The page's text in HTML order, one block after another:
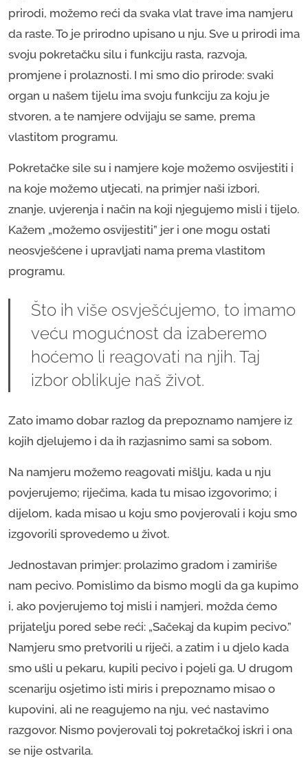
prirodi, možemo reći da svaka vlat trave ima namjeru
da raste. To je prirodno upisano u nju. Sve u prirodi ima
svoju pokretačku silu i funkciju rasta, razvoja,
promjene i prolaznosti. I mi smo dio prirode: svaki
organ u našem tijelu ima svoju funkciju za koju je
stvoren, a te namjere odvijaju se same, prema
vlastitom programu.
Pokretačke sile su i namjere koje možemo osvijestiti i
na koje možemo utjecati, na primjer naši izbori,
znanje, uvjerenja i način na koji njegujemo misli i tijelo.
Kažem „možemo osvijestiti” jer i one mogu ostati
neosvješćene i upravljati nama prema vlastitom
programu.
Što ih više osvješćujemo, to imamo
veću mogućnost da izaberemo
hoćemo li reagovati na njih. Taj
izbor oblikuje naš život.
Zato imamo dobar razlog da prepoznamo namjere iz
kojih djelujemo i da ih razjasnimo sami sa sobom.
Na namjeru možemo reagovati mišlju, kada u nju
povjerujemo; riječima, kada tu misao izgovorimo; i
dijelom, kada misao u koju smo povjerovali i koju smo
izgovorili sprovedemo u život.
Jednostavan primjer: prolazimo gradom i zamiriše
nam pecivo. Pomislimo da bismo mogli da ga kupimo
i, ako povjerujemo toj misli i namjeri, možda ćemo
prijatelju pored sebe reći: „Sačekaj da kupim pecivo.”
Namjeru smo pretvorili u riječi, a zatim i u djelo kada
smo ušli u pekaru, kupili pecivo i pojeli ga. U drugom
scenariju osjetimo isti miris i prepoznamo misao o
kupovini, ali ne reagujemo na nju, već nastavimo
razgovor. Nismo povjerovali toj pokretačkoj iskri i ona
se nije ostvarila.